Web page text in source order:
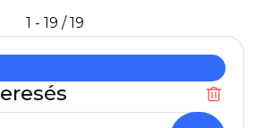
férfi sportpóló, Black